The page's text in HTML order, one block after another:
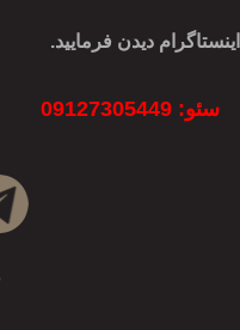
دیدن فرمایید.